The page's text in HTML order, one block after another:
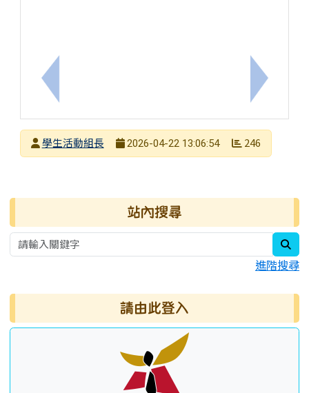
上一筆：115年環境知識競賽 下一筆：
發布者
學生活動組長
2026-04-22 13:06:54 246
右邊區域內容 站內搜尋
進階搜尋
請由此登入